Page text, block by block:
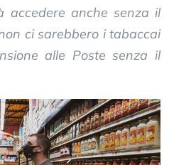
accedere anche senza il
ci sarebbero i tabaccai
alle Poste senza il